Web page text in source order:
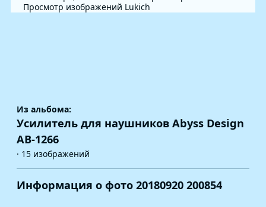
Просмотр изображений Lukich
Из альбома:
Усилитель для наушников Abyss Design
AB-1266
· 15 изображений
Информация о фото 20180920 200854